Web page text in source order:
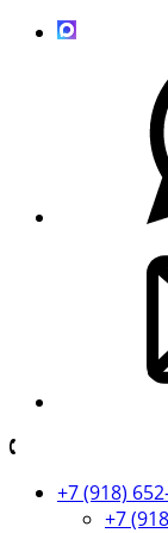
+7 (918)
+7